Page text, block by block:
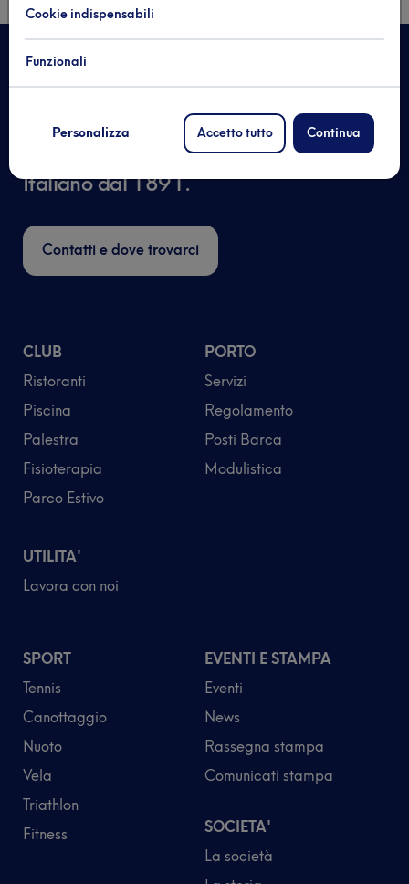
Al centro dello sport
Italiano dal 1891.
Contatti e dove trovarci
CLUB
Ristoranti
Piscina
Palestra
Fisioterapia
Parco Estivo
UTILITA'
Lavora con noi
PORTO
Servizi
Regolamento
Posti Barca
Modulistica
SPORT
Tennis
Canottaggio
Nuoto
Vela
Triathlon
Fitness
EVENTI E STAMPA
Eventi
News
Rassegna stampa
Comunicati stampa
SOCIETA'
La società
Cookie indispensabili
Funzionali
Personalizza Accetto tutto Continua